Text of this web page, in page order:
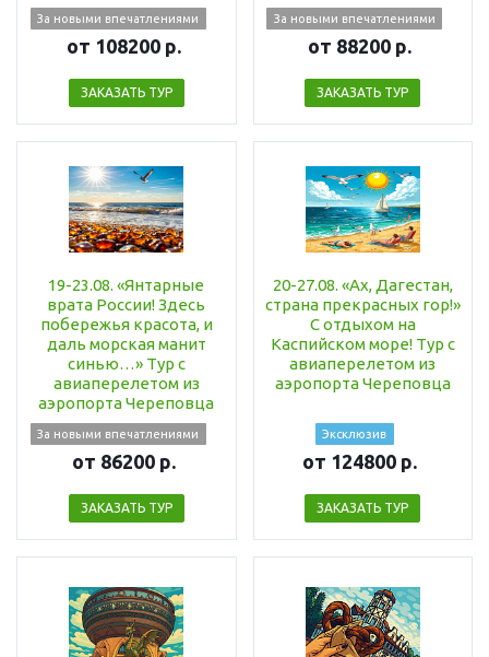
За новыми впечатлениями
от 108200 р.
ЗАКАЗАТЬ ТУР
За новыми впечатлениями
от 88200 р.
ЗАКАЗАТЬ ТУР
19-23.08. «Янтарные
врата России! Здесь
побережья красота, и
даль морская манит
синью…» Тур с
авиаперелетом из
аэропорта Череповца
За новыми впечатлениями
от 86200 р.
ЗАКАЗАТЬ ТУР
20-27.08. «Ах, Дагестан,
страна прекрасных гор!»
С отдыхом на
Каспийском море! Тур с
авиаперелетом из
аэропорта Череповца
Эксклюзив
от 124800 р.
ЗАКАЗАТЬ ТУР